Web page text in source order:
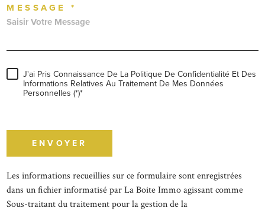
MESSAGE *
J'ai Pris Connaissance De La Politique De Confidentialité Et Des
Informations Relatives Au Traitement De Mes Données
Personnelles (*)*
ENVOYER
Les informations recueillies sur ce formulaire sont enregistrées
dans un fichier informatisé par La Boite Immo agissant comme
Sous-traitant du traitement pour la gestion de la